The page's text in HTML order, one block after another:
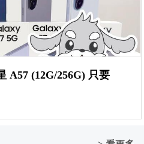
A57 (12G/256G) 只要